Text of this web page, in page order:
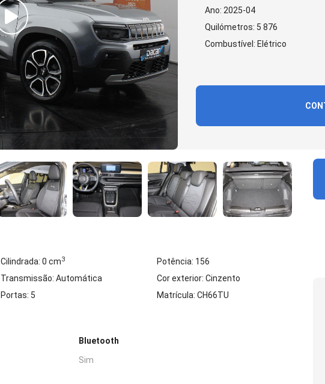
Ano: 2025-04
Quilómetros: 5 876
Combustível: Elétrico
Cilindrada: 0 cm3
Potência: 156
Transmissão: Automática
Cor exterior: Cinzento
Portas: 5 Matrícula: CH66TU
Bluetooth
Sim